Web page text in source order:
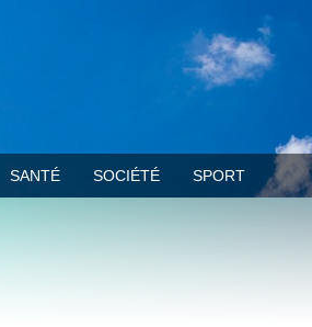
SANTÉ SOCIÉTÉ SPORT